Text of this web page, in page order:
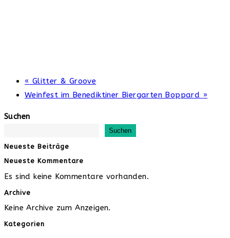
« Glitter & Groove
Weinfest im Benediktiner Biergarten Boppard »
Suchen
Suchen
Neueste Beiträge
Neueste Kommentare
Es sind keine Kommentare vorhanden.
Archive
Keine Archive zum Anzeigen.
Kategorien